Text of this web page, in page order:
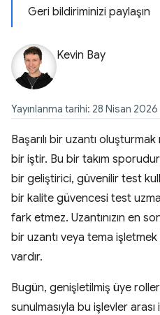
Geri bildiriminizi paylaşın
Kevin Bay
Yayınlanma tarihi: 28 Nisan 2026
Başarılı bir uzantı
bir iştir. Bu bir takım
bir geliştirici, güvenilir test
bir kalite güvencesi test
fark etmez. Uzantınızın en
bir uzantı veya tema
vardır.
Bugün, genişletilmiş üye
sunulmasıyla bu işlevler